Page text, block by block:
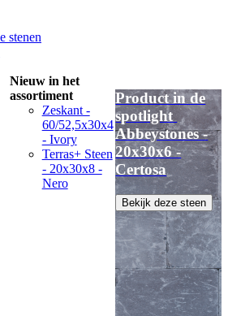
stenen
Nieuw in het
assortiment
Zeskant -
60/52,5x30x4
- Ivory
Terras+ Steen
- 20x30x8 -
Nero
Product in de
spotlight
Abbeystones -
20x30x6 -
Certosa
Bekijk deze steen